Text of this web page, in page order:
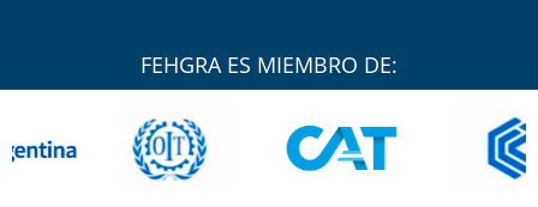
FEHGRA ES MIEMBRO DE: